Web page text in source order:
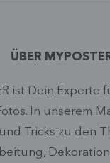
ÜBER
ist Dein Experte
In unserem
Tricks zu den